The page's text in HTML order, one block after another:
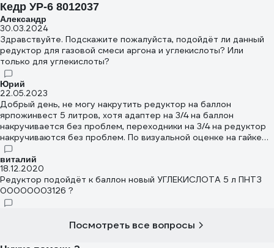
Кедр УР-6 8012037
Александр
30.03.2024
Здравствуйте. Подскажите пожалуйста, подойдёт ли данный
редуктор для газовой смеси аргона и углекислоты? Или
только для углекислоты?
Юрий
22.05.2023
Добрый день, не могу накрутить редуктор на баллон
ярпожинвест 5 литров, хотя адаптер на 3/4 на баллон
накручивается без проблем, переходники на 3/4 на редуктор
накручиваются без проблем. По визуальной оценке на гайке
редуктора глубина резьбы меньше чем на других адаптерах
виталий
18.12.2020
Редуктор подойдёт к баллон новый УГЛЕКИСЛОТА 5 л ПНТЗ
00000003126 ?
Посмотреть все вопросы